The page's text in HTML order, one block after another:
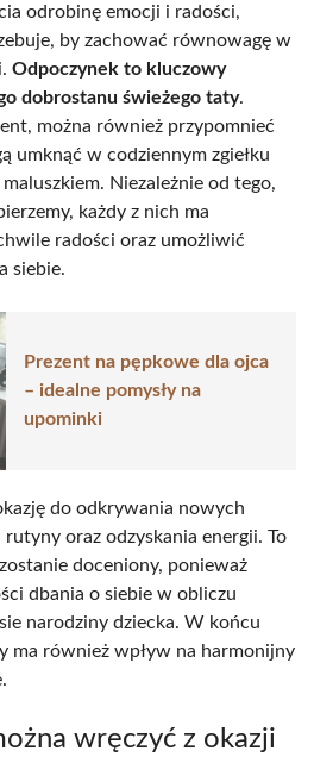
odrobinę emocji i radości,
by zachować równowagę w
Odpoczynek to kluczowy
dobrostanu świeżego taty.
można również przypomnieć
umknąć w codziennym zgiełku
Niezależnie od tego,
każdy z nich ma
radości oraz umożliwić
siebie.
Prezent na pępkowe dla ojca
– idealne pomysły na
upominki
do odkrywania nowych
oraz odzyskania energii. To
doceniony, ponieważ
dbania o siebie w obliczu
narodziny dziecka. W końcu
ma również wpływ na harmonijny
wręczyć z okazji